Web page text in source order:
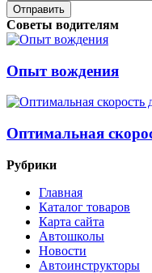
Советы водителям
Опыт вождения
Оптимальная
Рубрики
Главная
Каталог товаров
Карта сайта
Автошколы
Новости
Автоинструкторы